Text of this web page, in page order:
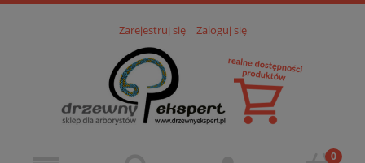
Zarejestruj się Zaloguj się